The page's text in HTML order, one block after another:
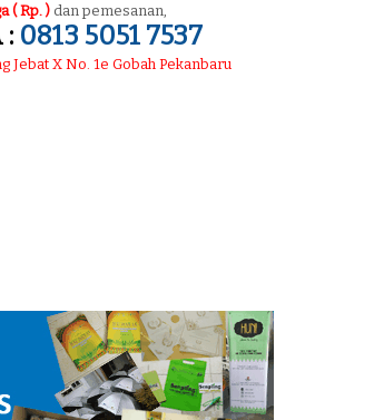
( Rp. ) dan pemesanan,
: 0813 5051 7537
Jebat X No. 1e Gobah Pekanbaru